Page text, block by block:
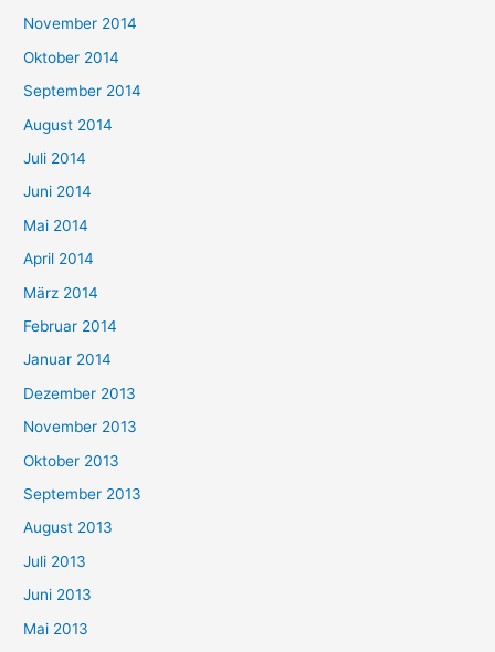
November 2014
Oktober 2014
September 2014
August 2014
Juli 2014
Juni 2014
Mai 2014
April 2014
März 2014
Februar 2014
Januar 2014
Dezember 2013
November 2013
Oktober 2013
September 2013
August 2013
Juli 2013
Juni 2013
Mai 2013